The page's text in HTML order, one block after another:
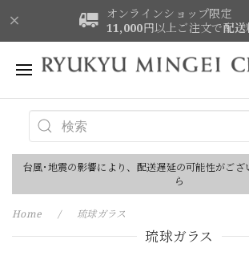
オンラインショップ限定
11,000円以上ご注文で配送
台風･地震の影響により、配送遅延の可能性がござ
ら
Home 琉球ガラス
琉球ガラス